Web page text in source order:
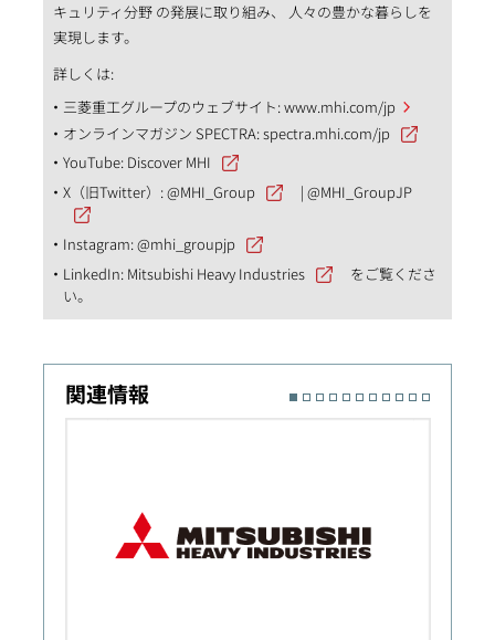
キュリティ分野 の発展に取り組み、 人々の豊かな暮らしを
実現します。
詳しくは:
三菱重工グループのウェブサイト:www.mhi.com/jp
オンラインマガジン SPECTRA:spectra.mhi.com/jp
YouTube: Discover MHI
X（旧Twitter）:@MHI_Group |@MHI_GroupJP
Instagram:@mhi_groupjp
LinkedIn: Mitsubishi Heavy Industries
をご覧くださ
い。
関連情報